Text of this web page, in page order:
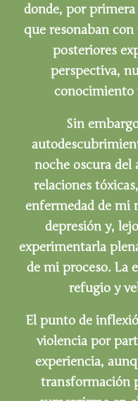
donde, por
que resonaban
posteriores
perspectiva,
conocimiento
Sin
noche oscura del
relaciones
enfermedad de mi
depresión y,
experimentarla
de mi proceso. La
refugio y
El punto de
violencia por
experiencia,
transformación